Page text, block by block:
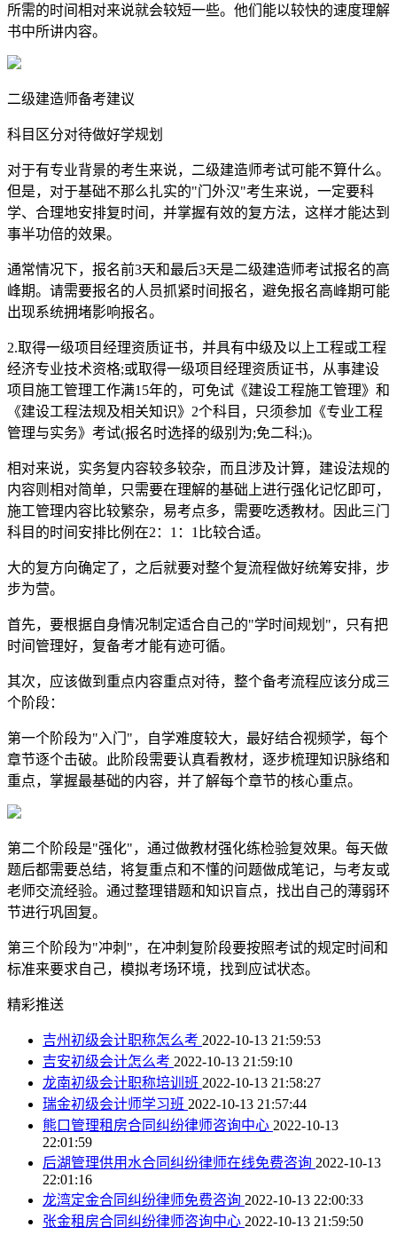
所需的时间相对来说就会较短一些。他们能以较快的速度理解
书中所讲内容。
二级建造师备考建议
科目区分对待做好学规划
对于有专业背景的考生来说，二级建造师考试可能不算什么。
但是，对于基础不那么扎实的"门外汉"考生来说，一定要科
学、合理地安排复时间，并掌握有效的复方法，这样才能达到
事半功倍的效果。
通常情况下，报名前3天和最后3天是二级建造师考试报名的高
峰期。请需要报名的人员抓紧时间报名，避免报名高峰期可能
出现系统拥堵影响报名。
2.取得一级项目经理资质证书，并具有中级及以上工程或工程
经济专业技术资格;或取得一级项目经理资质证书，从事建设
项目施工管理工作满15年的，可免试《建设工程施工管理》和
《建设工程法规及相关知识》2个科目，只须参加《专业工程
管理与实务》考试(报名时选择的级别为;免二科;)。
相对来说，实务复内容较多较杂，而且涉及计算，建设法规的
内容则相对简单，只需要在理解的基础上进行强化记忆即可，
施工管理内容比较繁杂，易考点多，需要吃透教材。因此三门
科目的时间安排比例在2：1：1比较合适。
大的复方向确定了，之后就要对整个复流程做好统筹安排，步
步为营。
首先，要根据自身情况制定适合自己的"学时间规划"，只有把
时间管理好，复备考才能有迹可循。
其次，应该做到重点内容重点对待，整个备考流程应该分成三
个阶段：
第一个阶段为"入门"，自学难度较大，最好结合视频学，每个
章节逐个击破。此阶段需要认真看教材，逐步梳理知识脉络和
重点，掌握最基础的内容，并了解每个章节的核心重点。
第二个阶段是"强化"，通过做教材强化练检验复效果。每天做
题后都需要总结，将复重点和不懂的问题做成笔记，与考友或
老师交流经验。通过整理错题和知识盲点，找出自己的薄弱环
节进行巩固复。
第三个阶段为"冲刺"，在冲刺复阶段要按照考试的规定时间和
标准来要求自己，模拟考场环境，找到应试状态。
精彩推送
吉州初级会计职称怎么考 2022-10-13 21:59:53
吉安初级会计怎么考 2022-10-13 21:59:10
龙南初级会计职称培训班 2022-10-13 21:58:27
瑞金初级会计师学习班 2022-10-13 21:57:44
熊口管理租房合同纠纷律师咨询中心 2022-10-13
22:01:59
后湖管理供用水合同纠纷律师在线免费咨询 2022-10-13
22:01:16
龙湾定金合同纠纷律师免费咨询 2022-10-13 22:00:33
张金租房合同纠纷律师咨询中心 2022-10-13 21:59:50